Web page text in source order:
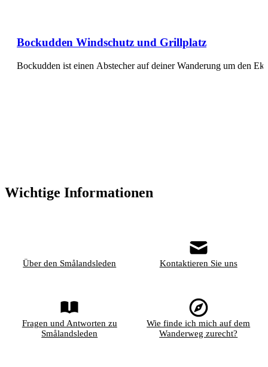
Bockudden Windschutz und Grillplatz
Bockudden ist einen Abstecher auf deiner Wanderung um den
Wichtige Informationen
Über den Smålandsleden Kontaktieren Sie uns
Fragen und Antworten zu
Smålandsleden
Wie finde ich mich auf dem
Wanderweg zurecht?